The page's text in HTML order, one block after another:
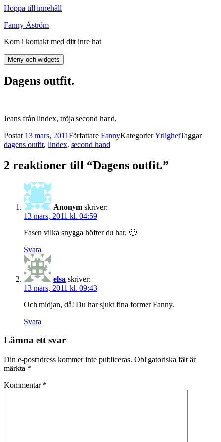
Hoppa till innehåll
Fanny Åström
Kom i kontakt med ditt inre hat
Meny och widgets
Dagens outfit.
Jeans från lindex, tröja second hand,
Postat 13 mars, 2011Författare FannyKategorierYtlighetTaggar
dagens outfit, lindex, second hand
2 reaktioner till “Dagens outfit.”
Anonym skriver:
13 mars, 2011 kl. 04:59
Fasen vilka snygga höfter du har. 🙂
Svara
elsa skriver:
13 mars, 2011 kl. 09:43
Och midjan, då! Du har sjukt fina former Fanny.
Svara
Lämna ett svar
Din e-postadress kommer inte publiceras. Obligatoriska fält är
märkta *
Kommentar *